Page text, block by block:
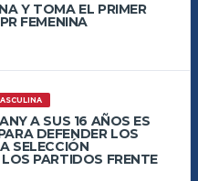
Y TOMA EL PRIMER
FEMENINA
A SUS 16 AÑOS ES
DEFENDER LOS
SELECCIÓN
PARTIDOS FRENTE